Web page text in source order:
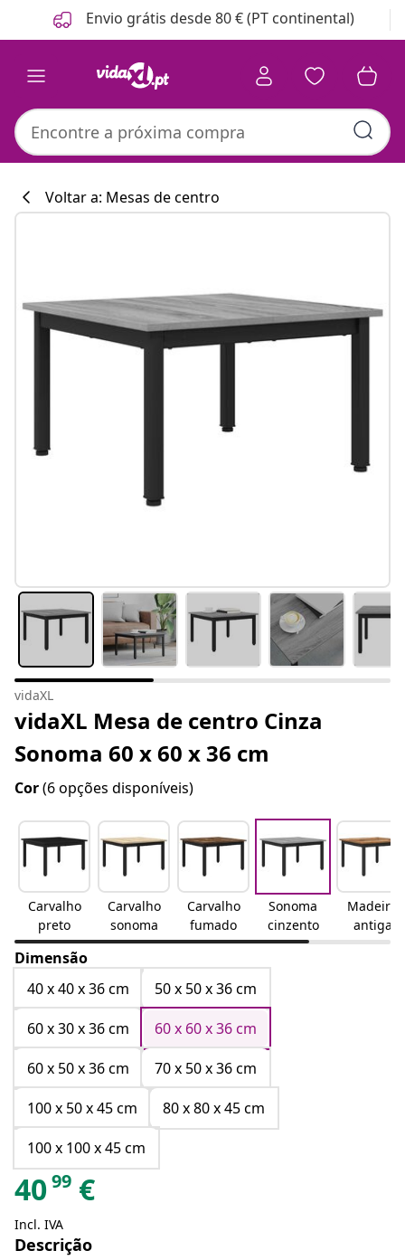
Anterior
Seguinte Envio grátis desde 80 € (PT continental)
Voltar a: Mesas de centro
vidaXL
vidaXL Mesa de centro Cinza
Sonoma 60 x 60 x 36 cm
Cor(6 opções disponíveis)
Carvalho
preto
Carvalho
sonoma
Carvalho
fumado
Sonoma
cinzento
Madeira
antiga
Dimensão
40 x 40 x 36 cm
50 x 50 x 36 cm
60 x 30 x 36 cm
60 x 60 x 36 cm
60 x 50 x 36 cm
70 x 50 x 36 cm
100 x 50 x 45 cm
80 x 80 x 45 cm
100 x 100 x 45 cm
4099 €
Incl. IVA
Descrição